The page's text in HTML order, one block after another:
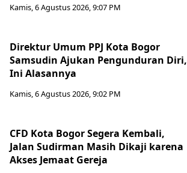
Kamis, 6 Agustus 2026, 9:07 PM
Direktur Umum PPJ Kota Bogor
Samsudin Ajukan Pengunduran Diri,
Ini Alasannya
Kamis, 6 Agustus 2026, 9:02 PM
CFD Kota Bogor Segera Kembali,
Jalan Sudirman Masih Dikaji karena
Akses Jemaat Gereja